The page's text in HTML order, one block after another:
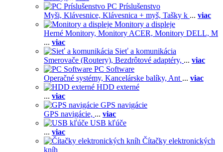
PC Príslušenstvo
Myši, Klávesnice, Klávesnica + myš, Tašky k ... viac
Monitory a displeje
Herné Monitory, Monitory ACER, Monitory DELL, M
... viac
Sieť a komunikácia
Smerovače (Routery), Bezdrôtové adaptéry, ... viac
PC Software
Operačné systémy, Kancelárske balíky, Ant ... viac
HDD externé
... viac
GPS navigácie
GPS navigácie, ... viac
USB kľúče
... viac
Čítačky elektronických
kníh